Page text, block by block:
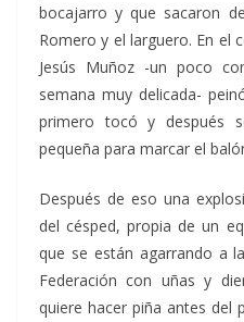
bocajarro y que sacaron
Romero y el larguero. En el
Jesús Muñoz -un poco
semana muy delicada-
primero tocó y después
pequeña para marcar el
Después de eso una
del césped, propia de un
que se están agarrando a
Federación con uñas y
quiere hacer piña antes del